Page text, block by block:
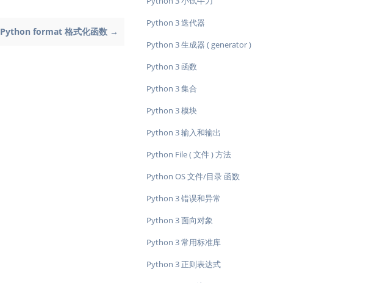
Python format 格式化函数 →
Python 3 迭代器
Python 3 生成器 ( generator )
Python 3 函数
Python 3 集合
Python 3 模块
Python 3 输入和输出
Python File ( 文件 ) 方法
Python OS 文件/目录 函数
Python 3 错误和异常
Python 3 面向对象
Python 3 常用标准库
Python 3 正则表达式